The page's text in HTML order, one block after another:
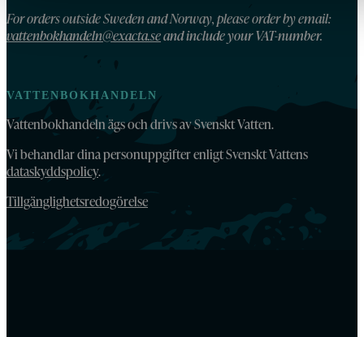
For orders outside Sweden and Norway, please order by email:
vattenbokhandeln@exacta.seand include your VAT-number.
VATTENBOKHANDELN
Vattenbokhandeln ägs och drivs av Svenskt Vatten.
Vi behandlar dina personuppgifter enligt Svenskt Vattens
dataskyddspolicy.
Tillgänglighetsredogörelse